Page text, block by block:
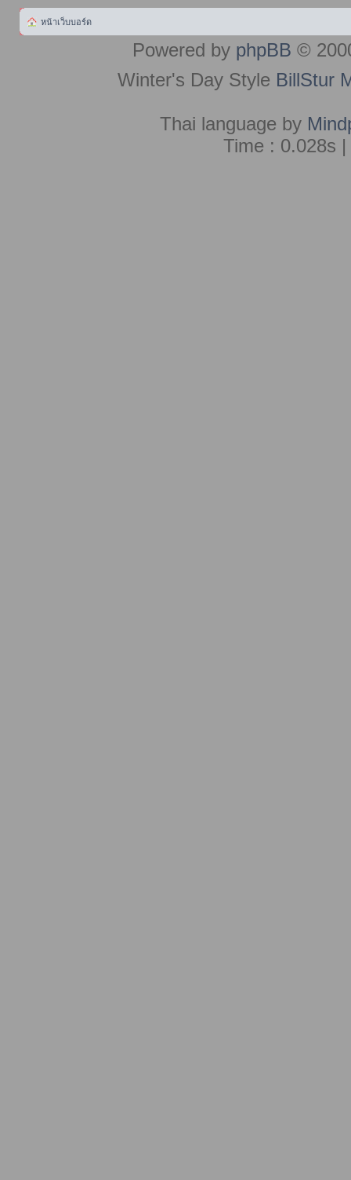
หน้าเว็บบอร์ด
Powered by phpBB ©
Winter's Day Style BillStur
Thai language by
Time : 0.028s